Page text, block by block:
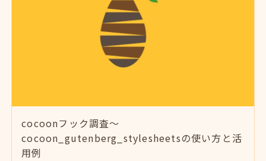
cocoonフック調査～
cocoon_gutenberg_stylesheetsの使い方と活
用例